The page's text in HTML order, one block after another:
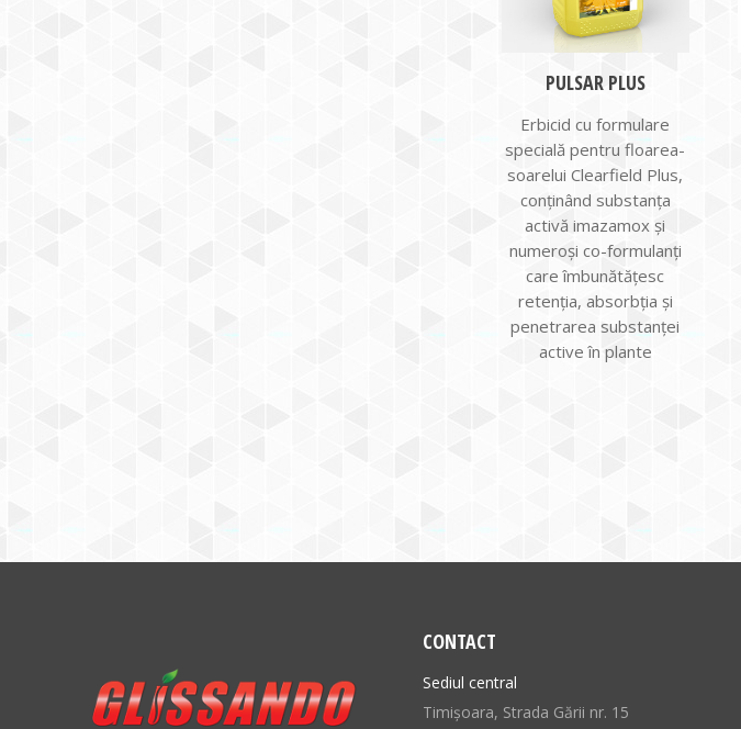
PULSAR PLUS
Erbicid cu formulare
specială pentru floarea-
soarelui Clearfield Plus,
conținând substanţa
activă imazamox și
numeroşi co-formulanţi
care îmbunătăţesc
retenţia, absorbţia şi
penetrarea substanţei
active în plante
CONTACT
Sediul central
Timișoara, Strada Gării nr. 15